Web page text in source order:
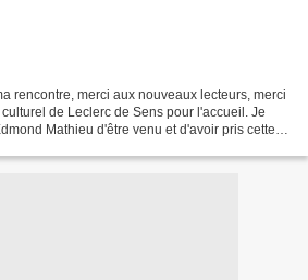
rencontre, merci aux nouveaux lecteurs, merci
de Leclerc de Sens pour l'accueil. Je
Mathieu d'être venu et d'avoir pris cette